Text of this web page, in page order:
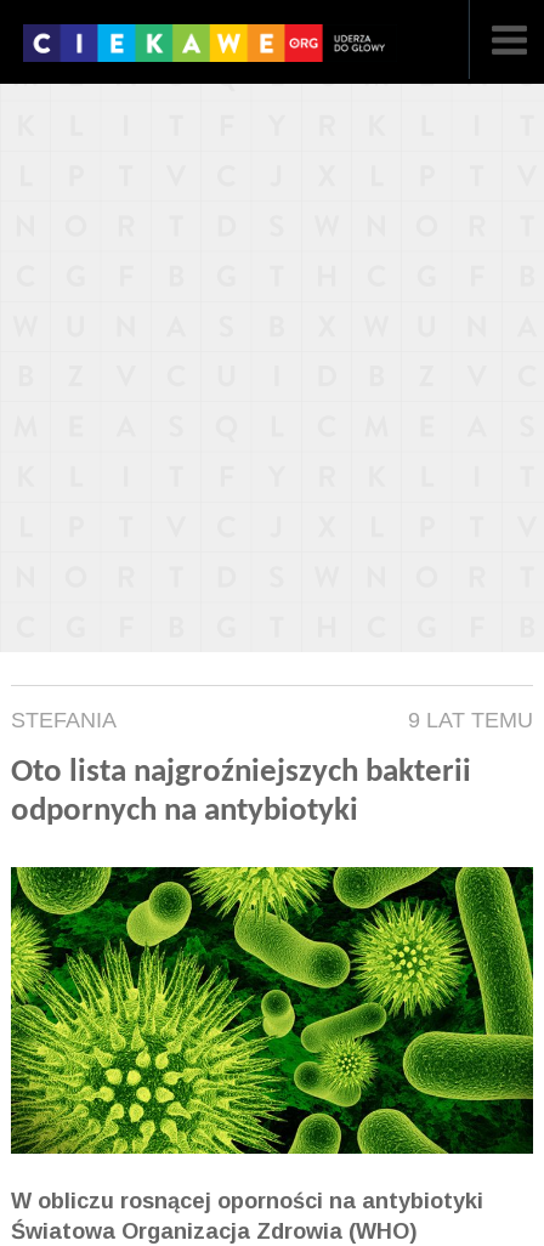
STEFANIA 9 LAT TEMU
Oto lista najgroźniejszych bakterii
odpornych na antybiotyki
W obliczu rosnącej oporności na antybiotyki
Światowa Organizacja Zdrowia (WHO)